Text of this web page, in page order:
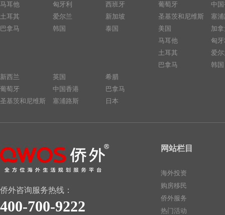
马耳他
土耳其
巴拿马
匈牙利
爱尔兰
韩国
西班牙
新加坡
泰国
葡萄牙
圣基茨和尼维斯
中
塞
美国
马耳他
土耳其
巴拿马
加
匈
爱
韩国
新西兰
葡萄牙
圣基茨和尼维斯
英国
中国香港
塞浦路斯
希腊
巴拿马
日本
侨外咨询服务热线：
400-700-9222
网站栏目
海外投资
购房移民
侨外服务
热门活动